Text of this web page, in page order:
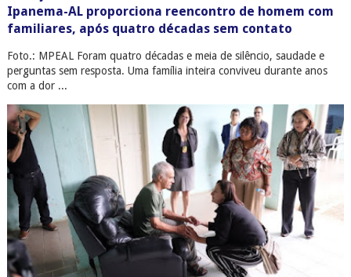
Ipanema-AL proporciona reencontro de homem com
familiares, após quatro décadas sem contato
Foto.: MPEAL Foram quatro décadas e meia de silêncio, saudade e
perguntas sem resposta. Uma família inteira conviveu durante anos
com a dor ...